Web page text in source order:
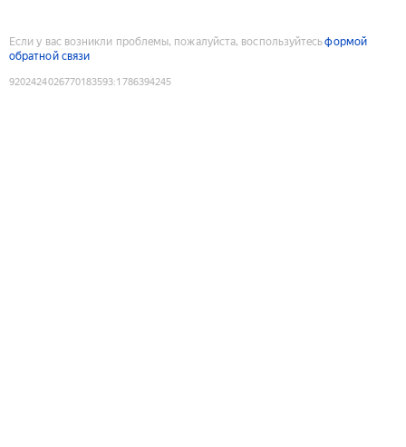
Если у вас возникли проблемы, пожалуйста, воспользуйтесьформой
обратной связи
9202424026770183593:1786394245